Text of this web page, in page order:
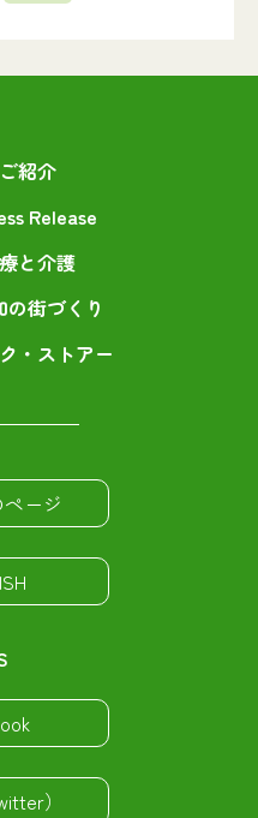
紹介
Release
と介護
街づくり
・ストアー
ージ
）